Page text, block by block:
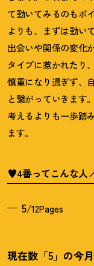
て動いてみるのもポ
よりも、まずは動い
出会いや関係の変化
タイプに惹かれたり
慎重になり過ぎず、
と繋がっていきます。
考えるよりも一歩踏
ます。
♥4番ってこんな人
5/12Pages
現在数「5」の今